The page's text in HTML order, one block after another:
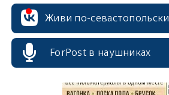
Живи по-севастопольски
ForPost в наушниках